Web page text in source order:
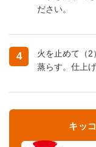
ださい。
4
火を止めて（2
蒸らす。仕上
キッ